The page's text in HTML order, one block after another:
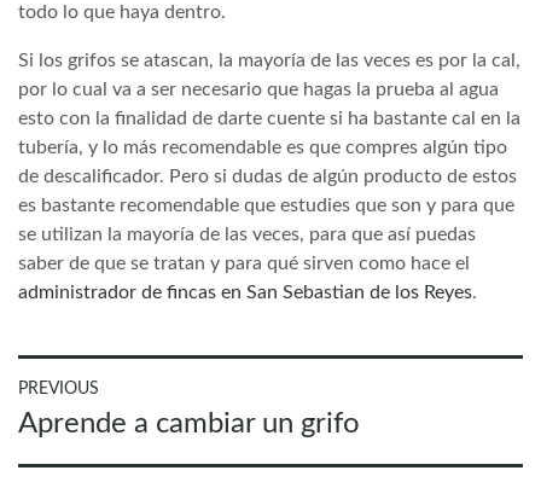
todo lo que haya dentro.
Si los grifos se atascan, la mayoría de las veces es por la cal,
por lo cual va a ser necesario que hagas la prueba al agua
esto con la finalidad de darte cuente si ha bastante cal en la
tubería, y lo más recomendable es que compres algún tipo
de descalificador. Pero si dudas de algún producto de estos
es bastante recomendable que estudies que son y para que
se utilizan la mayoría de las veces, para que así puedas
saber de que se tratan y para qué sirven como hace el
administrador de fincas en San Sebastian de los Reyes.
Navegación
de
PREVIOUS
Previous
post:
Aprende a cambiar un grifo